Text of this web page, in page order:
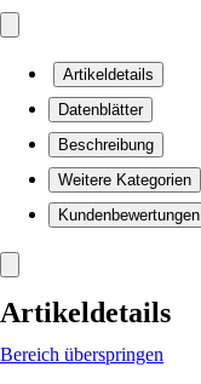
Artikeldetails
Datenblätter
Beschreibung
Weitere Kategorien
Kundenbewertungen
Artikeldetails
Bereich überspringen